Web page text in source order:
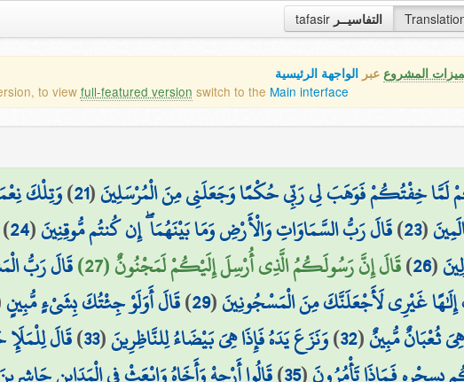
tafasir التفاسيــر
المشروع عبر الواجهة الرئيسية
to view full-featured version switch to the Main interface
خِفْتُكُمْ فَوَهَبَ لِي رَبِّي حُكْمًا وَجَعَلَنِي مِنَ الْمُرْسَلِينَ(
21
)وَتِلْكَ
(
23
)قَالَ رَبُّ السَّمَاوَاتِ وَالْأَرْضِ وَمَا بَيْنَهُمَا ۖ إِن كُنتُم مُّوقِنِينَ(
24
)
(
26
)قَالَ إِنَّ رَسُولَكُمُ الَّذِي أُرْسِلَ إِلَيْكُمْ لَمَجْنُونٌ (27)
قَالَ رَبُّ
إِلَٰهًا غَيْرِي لَأَجْعَلَنَّكَ مِنَ الْمَسْجُونِينَ(
29
)قَالَ أَوَلَوْ جِئْتُكَ بِشَيْءٍ مُّبِينٍ
ثُعْبَانٌ مُّبِينٌ(
32
)وَنَزَعَ يَدَهُ فَإِذَا هِيَ بَيْضَاءُ لِلنَّاظِرِينَ(
33
)قَالَ